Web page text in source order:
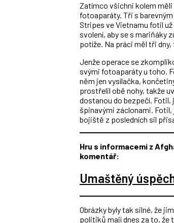
Zatímco všichni kolem měli
fotoaparáty. Tři s
Stripes ve Vietnamu fotil už
svolení, aby se s mariňáky
potíže. Na práci měl tři
Jenže operace se
svými fotoaparáty u toho.
něm jen vysílačka,
prostřelil obě nohy, takže
dostanou do bezpečí. Fotil,
špinavými záclonami.
bojiště z posledních sil
Hru s informacemi z
komentář:
Umaštěný
Obrázky byly tak silné, že
politiků mají dnes za to, že